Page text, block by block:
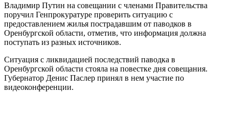
Владимир Путин на совещании с членами Правительства
поручил Генпрокуратуре проверить ситуацию с
предоставлением жилья пострадавшим от паводков в
Оренбургской области, отметив, что информация должна
поступать из разных источников.
Ситуация с ликвидацией последствий паводка в
Оренбургской области стояла на повестке дня совещания.
Губернатор Денис Паслер принял в нем участие по
видеоконференции.